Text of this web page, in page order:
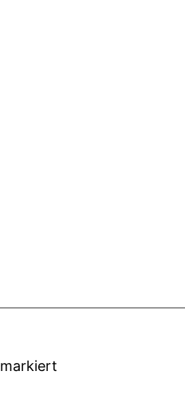
markiert